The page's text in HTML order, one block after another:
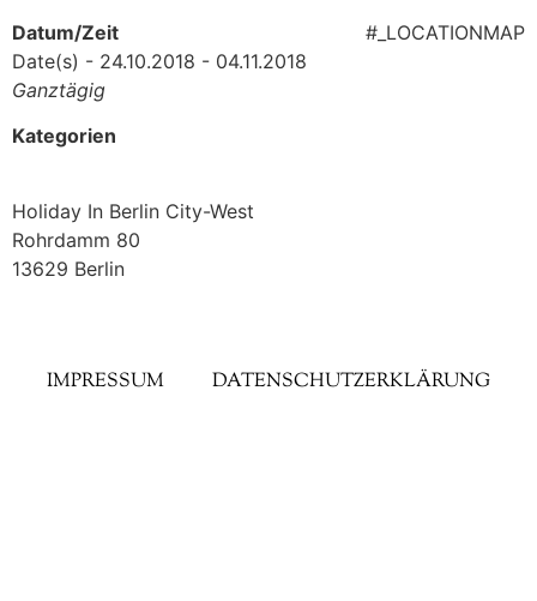
#_LOCATIONMAP
Datum/Zeit
Date(s) - 24.10.2018 - 04.11.2018
Ganztägig
Kategorien
Holiday In Berlin City-West
Rohrdamm 80
13629 Berlin
IMPRESSUM DATENSCHUTZERKLÄRUNG